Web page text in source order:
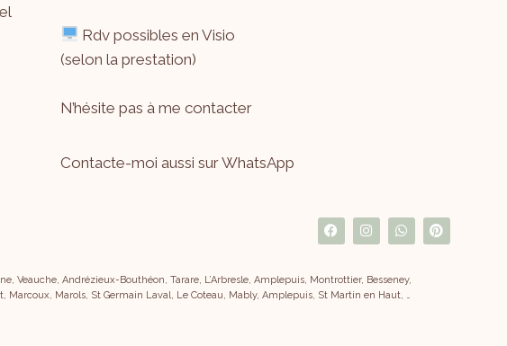
Rdv possibles en Visio
(selon la prestation)
N’hésite pas à mecontacter
Contacte-moi aussi sur WhatsApp
Andrézieux-Bouthéon, Tarare, L’Arbresle, Amplepuis, Montrottier, Besseney,
Marols, St Germain Laval, Le Coteau, Mably, Amplepuis, St Martin en Haut, …